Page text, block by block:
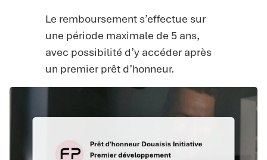
Le remboursement s’effectue sur
une période maximale de 5 ans,
avec possibilité d’y accéder après
un premier prêt d’honneur.